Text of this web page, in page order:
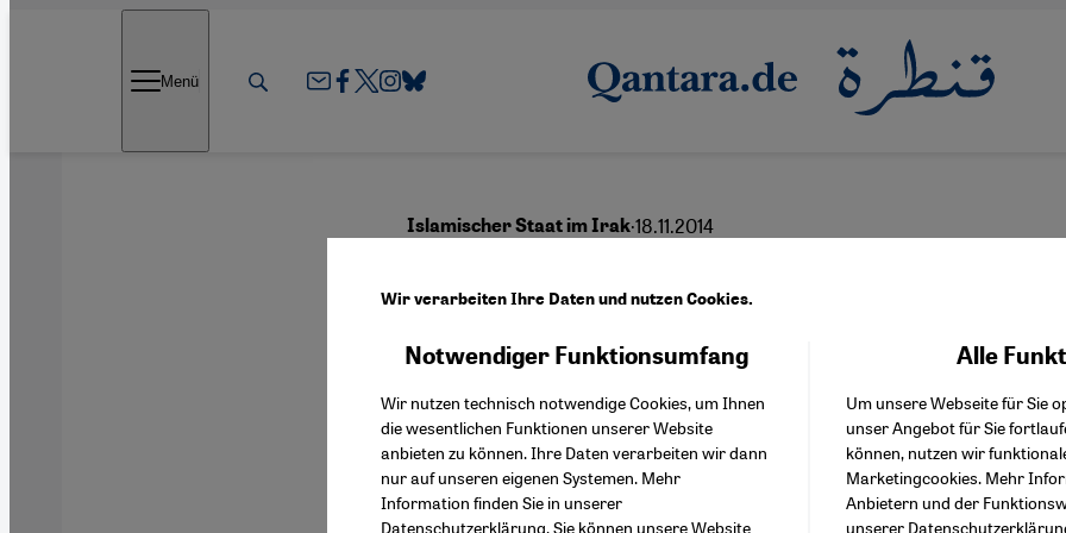
Menü
Islamischer Staat im Irak·18.11.2014
Abu Ghraib und der Kampf um
Anbar
Deutsch
Wir verarbeiten Ihre Daten und nutzen Cookies.
Notwendiger Funktionsumfang
Wir nutzen technisch notwendige Cookies, um Ihnen
die wesentlichen Funktionen unserer Website
anbieten zu können. Ihre Daten verarbeiten wir dann
nur auf unseren eigenen Systemen. Mehr
Information finden Sie in unserer
Datenschutzerklärung. Sie können unsere Website
Alle
Um unsere Webseite für Sie
unser Angebot für Sie
können, nutzen wir
Marketingcookies. Mehr
Anbietern und der
unserer
Facebook Embed /
Twitter Embed
Instagram Embed
Youtube Embed
Google Maps Embed